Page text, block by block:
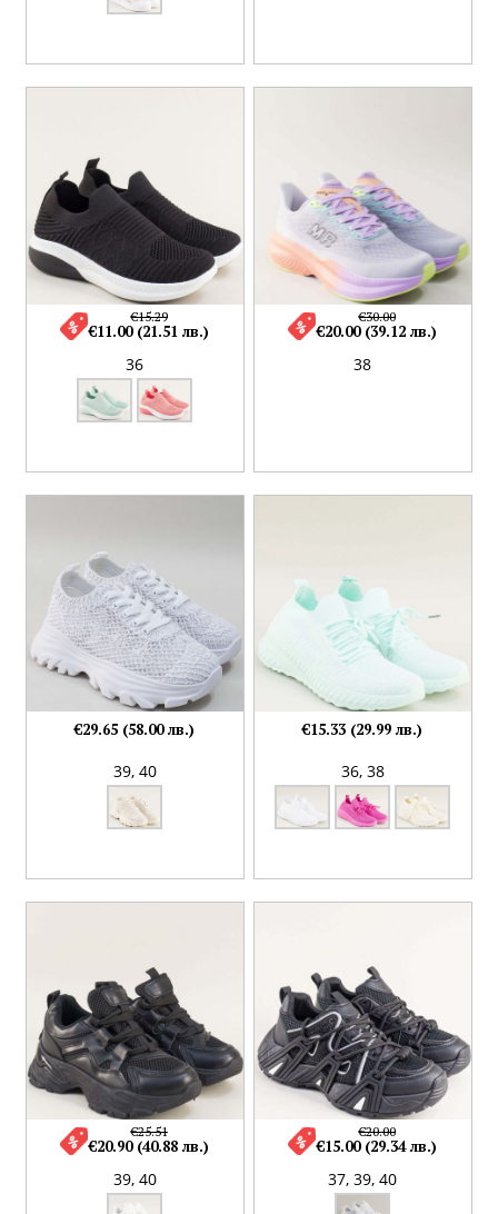
36
€15.29
€11.00 (21.51 лв.)
38
€30.00
€20.00 (39.12 лв.)
39, 40
€29.65 (58.00 лв.)
36, 38
€15.33 (29.99 лв.)
39, 40
€25.51
€20.90 (40.88 лв.)
37,39,40
€20.00
€15.00 (29.34 лв.)